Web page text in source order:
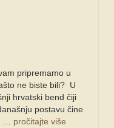
pripremamo u
ne biste bili? U
hrvatski bend čiji
postavu čine
… pročitajte više